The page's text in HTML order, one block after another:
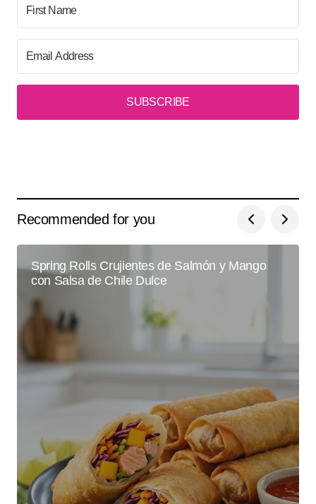
SUBSCRIBE
Recommended for you
Spring Rolls Crujientes de Salmón y Mango
con Salsa de Chile Dulce